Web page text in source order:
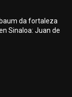
da fortaleza
Sinaloa: Juan de